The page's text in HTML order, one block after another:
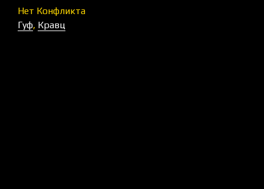
Нет Конфликта
Гуф, Кравц